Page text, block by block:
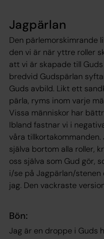
Jagpärlan
Den pärlemorskimrande
den vi är när yttre roller
att vi är skapade till
bredvid Gudspärlan
Guds avbild. Likt ett
pärla, ryms inom varje
Vissa människor har
Ibland fastnar vi i
våra
själva bortom alla roller,
oss själva som Gud gör,
i/se på Jagpärlan/
jag. Den vackraste
Bön:
Jag är en droppe i Guds